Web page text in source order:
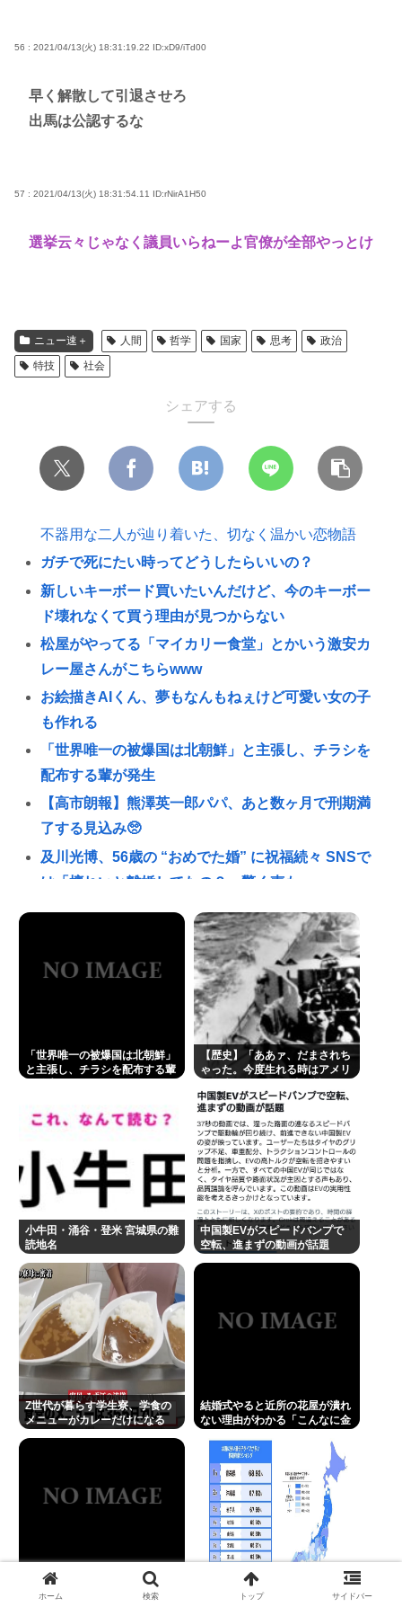
56 : 2021/04/13(火) 18:31:19.22 ID:xD9/iTd00
早く解散して引退させろ
出馬は公認するな
57 : 2021/04/13(火) 18:31:54.11 ID:rNirA1H50
選挙云々じゃなく議員いらねーよ官僚が全部やっとけ
ニュー速＋ 人間 哲学 国家 思考
政治
特技
社会
シェアする
不器用な二人が辿り着いた、切なく温かい恋物語
ガチで死にたい時ってどうしたらいいの？
新しいキーボード買いたいんだけど、今のキーボー
ド壊れなくて買う理由が見つからない
松屋がやってる「マイカリー食堂」とかいう激安カ
レー屋さんがこちらwww
お絵描きAIくん、夢もなんもねぇけど可愛い女の子
も作れる
「世界唯一の被爆国は北朝鮮」と主張し、チラシを
配布する輩が発生
【高市朗報】熊澤英一郎パパ、あと数ヶ月で刑期満
了する見込み🥺
及川光博、56歳の “おめでた婚” に祝福続々 SNSで
は「檀れいと離婚してたの？」驚く声も
【世論調査】ウクライナ戦争を特に支持する属性。
男性・高齢者・富裕層・モスクワ在住・主な情報源
テレビ
結婚式やると近所の花屋が潰れない理由がわかる
「こんなに金取るのかよ！？」って驚くぞ
糞ダサエグザイル社長ヒロ、逮捕、妻の顔面ボコボ
コ半56しにした。
楽しんご、神田うのの印象を率直に吐露「あまりに
も素っ気ない態度を取られて寂しい」
A💕V女優『瀬戸環奈』、パチ●コ屋にイベント来店
し、弱男が大集結www 👉
立川志らく、ひろゆき氏の「すべてのジャンルはマ
ニアがつぶす」に完全同意「そういう連中が落語を
つぶす」
【緊急】エアコン壊れた
うつ病が治って復職できたらマッマと旅行に行きた
い
Powered by livedoor 相互RSS
「世界唯一の被爆国は北朝鮮」
と主張し、チラシを配布する輩
【歴史】「ああァ、だまされち
ゃった。今度生れる時はアメリ
た特攻隊員が出撃前の日記に残
した”本音”
小牛田・涌谷・登米 宮城県の難
読地名
中国製EVがスピードバンプで
空転、進まずの動画が話題
Z世代が暮らす学生寮、学食の
メニューがカレーだけになる
結婚式やると近所の花屋が潰れ
ない理由がわかる「こんなに金
糞ダサエグザイル社長ヒロ、逮
捕、妻の顔面ボコボコ半56しに
日本人の半数、無理して"酒が
旨い！"とか言ってた事が判
ホーム 検索 トップ サイドバー